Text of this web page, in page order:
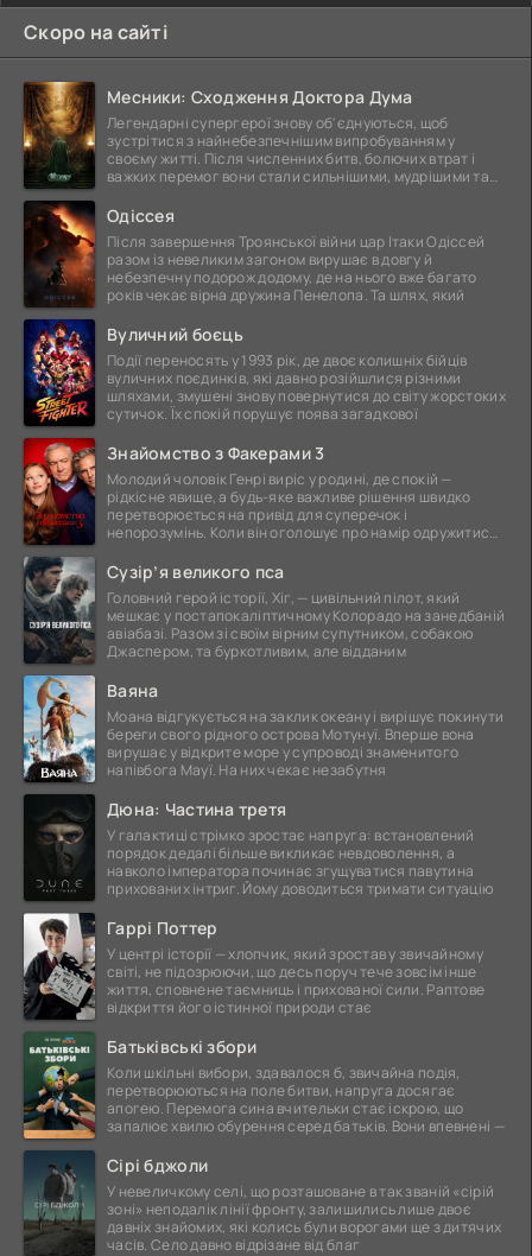
Скоро на сайті
Месники: Сходження Доктора Дума
Легендарні супергерої знову об'єднуються, щоб
зустрітися з найнебезпечнішим випробуванням у
своєму житті. Після численних битв, болючих втрат і
важких перемог вони стали сильнішими, мудрішими та
Одіссея
Після завершення Троянської війни цар Ітаки Одіссей
разом із невеликим загоном вирушає в довгу й
небезпечну подорож додому, де на нього вже багато
років чекає вірна дружина Пенелопа. Та шлях, який
Вуличний боєць
Події переносять у 1993 рік, де двоє колишніх бійців
вуличних поєдинків, які давно розійшлися різними
шляхами, змушені знову повернутися до світу жорстоких
сутичок. Їх спокій порушує поява загадкової
Знайомство з Факерами 3
Молодий чоловік Генрі виріс у родині, де спокій —
рідкісне явище, а будь-яке важливе рішення швидко
перетворюється на привід для суперечок і
непорозумінь. Коли він оголошує про намір одружитися,
Сузір’я великого пса
Головний герой історії, Хіг, — цивільний пілот, який
мешкає у постапокаліптичному Колорадо на занедбаній
авіабазі. Разом зі своїм вірним супутником, собакою
Джаспером, та буркотливим, але відданим
Ваяна
Моана відгукується на заклик океану і вирішує покинути
береги свого рідного острова Мотунуї. Вперше вона
вирушає у відкрите море у супроводі знаменитого
напівбога Мауї. На них чекає незабутня
Дюна: Частина третя
У галактиці стрімко зростає напруга: встановлений
порядок дедалі більше викликає невдоволення, а
навколо імператора починає згущуватися павутина
прихованих інтриг. Йому доводиться тримати ситуацію
Гаррі Поттер
У центрі історії — хлопчик, який зростав у звичайному
світі, не підозрюючи, що десь поруч тече зовсім інше
життя, сповнене таємниць і прихованої сили. Раптове
відкриття його істинної природи стає
Батьківські збори
Коли шкільні вибори, здавалося б, звичайна подія,
перетворюються на поле битви, напруга досягає
апогею. Перемога сина вчительки стає іскрою, що
запалює хвилю обурення серед батьків. Вони впевнені —
Сірі бджоли
У невеличкому селі, що розташоване в так званій «сірій
зоні» неподалік лінії фронту, залишились лише двоє
давніх знайомих, які колись були ворогами ще з дитячих
часів. Село давно відрізане від благ